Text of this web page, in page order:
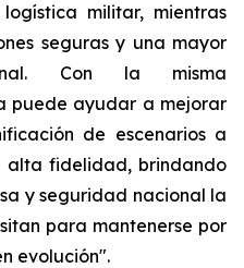
militar, mientras
seguras y una mayor
Con la misma
puede ayudar a mejorar
de escenarios a
alta fidelidad, brindando
y seguridad nacional la
para mantenerse por
evolución".